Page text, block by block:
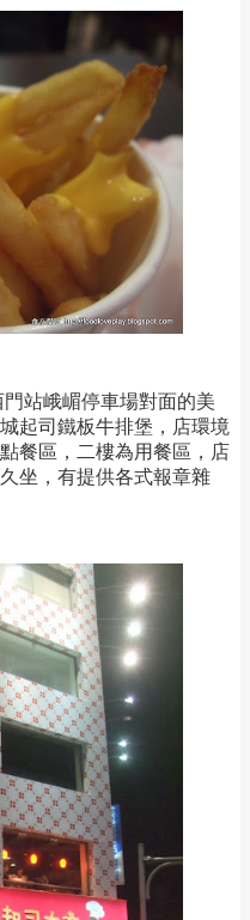
門站峨嵋停車場對面的美
起司鐵板牛排堡，店環境
餐區，二樓為用餐區，店
坐，有提供各式報章雜